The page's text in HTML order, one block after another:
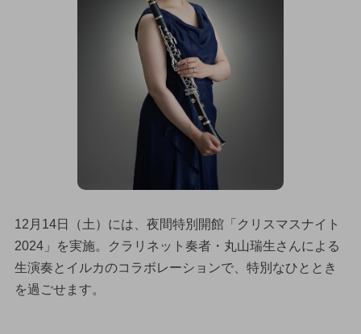
12月14日（土）には、夜間特別開館「クリスマスナイト
2024」を実施。クラリネット奏者・丸山瑞生さんによる
生演奏とイルカのコラボレーションで、特別なひととき
を過ごせます。